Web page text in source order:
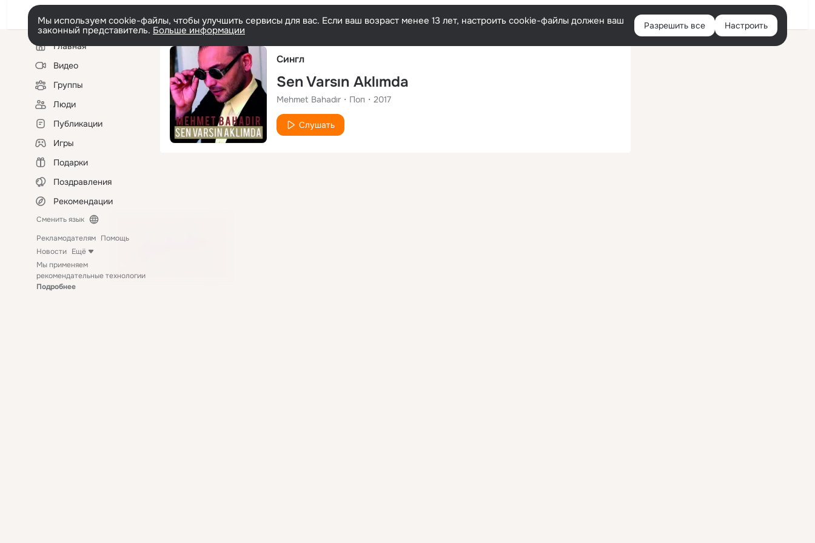
Русский Войти
Мы используем cookie-файлы, чтобы улучшить сервисы для вас. Если ваш возраст менее 13 лет, настроить cookie-файлы должен ваш
законный представитель. Больше информации Разрешить все Настроить
Левая
колонкаГлавная
Видео
Группы
Люди
Публикации
Игры
Подарки
Поздравления
Рекомендации
Сменить язык
Рекламодателям Помощь
Новости Ещё
Мы применяем
рекомендательные технологии
Подробнее
Сингл
Sen Varsın Aklımda
Mehmet Bahadır Поп 2017
Слушать